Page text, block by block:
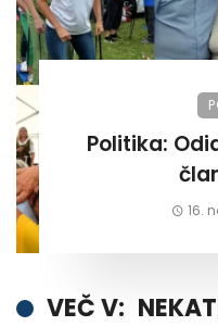
Politika: Odide jih 30 pride 600
16.
VEČ V: